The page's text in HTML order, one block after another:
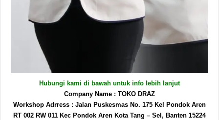
Hubungi kami di bawah untuk info lebih lanjut
Company Name : TOKO DRAZ
Workshop Adrress : Jalan Puskesmas No. 175 Kel Pondok Aren
RT 002 RW 011 Kec Pondok Aren Kota Tang – Sel, Banten 15224